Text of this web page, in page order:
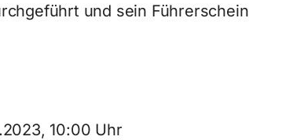
und sein Führerschein
10:00 Uhr